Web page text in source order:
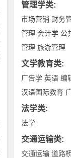
管理学类:
市场营销 财务
管理 会计学 公
管理 旅游管理
文学教育类:
广告学 英语 编
汉语国际教育
法学类:
法学
交通运输类:
交通运输 道路